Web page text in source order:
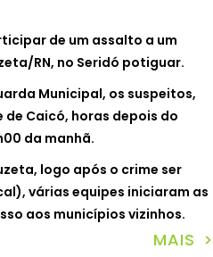
de um assalto a um
RN, no Seridó potiguar.
Municipal, os suspeitos,
Caicó, horas depois do
da manhã.
logo após o crime ser
várias equipes iniciaram as
aos municípios vizinhos.
MAIS >